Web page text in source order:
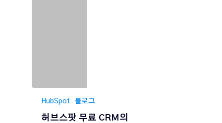
HubSpot 블로그
허브스팟 무료 CRM의